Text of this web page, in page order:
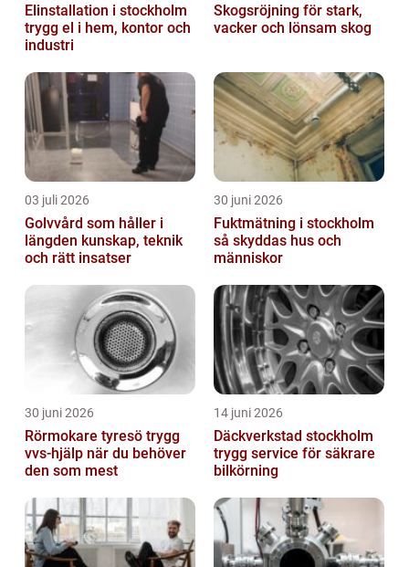
Elinstallation i stockholm
trygg el i hem, kontor och
industri
Skogsröjning för stark,
vacker och lönsam skog
03 juli 2026
Golvvård som håller i
längden kunskap, teknik
och rätt insatser
30 juni 2026
Fuktmätning i stockholm
så skyddas hus och
människor
30 juni 2026
Rörmokare tyresö trygg
vvs-hjälp när du behöver
den som mest
14 juni 2026
Däckverkstad stockholm
trygg service för säkrare
bilkörning